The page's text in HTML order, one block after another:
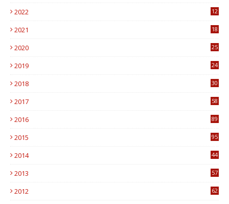
2022
12
2021
18
2020
25
2019
24
2018
30
2017
58
2016
89
2015
95
2014
44
2013
57
2012
62